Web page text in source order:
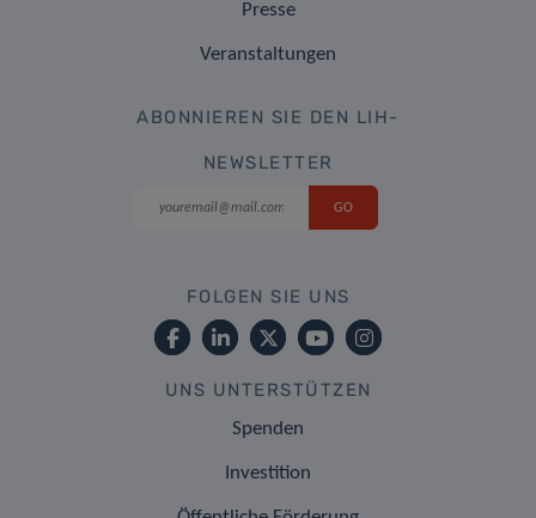
Presse
Veranstaltungen
ABONNIEREN SIE DEN LIH-
NEWSLETTER
FOLGEN SIE UNS
UNS UNTERSTÜTZEN
Spenden
Investition